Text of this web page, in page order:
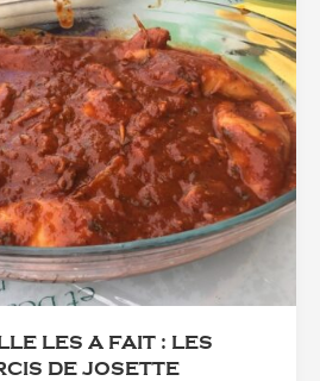
LES A FAIT : LES
DE JOSETTE